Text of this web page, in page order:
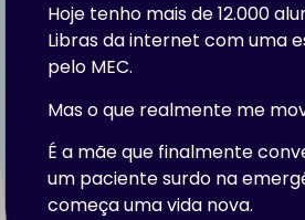
Hoje tenho mais de 12.000
Libras da internet com uma
pelo MEC.
Mas o que realmente me
É a mãe que finalmente
um paciente surdo na
começa uma vida nova.